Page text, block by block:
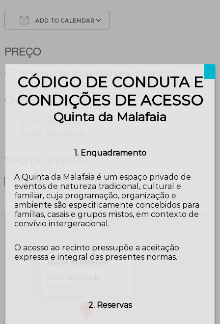
ADD TO CALENDAR
PREÇO
Reservas não disponiveis para este arraial
ONDE
Quinta da Malafaia
TIPO DE EVENTO
Arraial
Quinta da Malafaia
CÓDIGO DE CONDUTA E
CONDIÇÕES DE ACESSO
Quinta da Malafaia
1. Enquadramento
A Quinta da Malafaia é um espaço privado de
eventos de natureza tradicional, cultural e
familiar, cuja programação, organização e
ambiente são especificamente concebidos para
famílias, casais e grupos mistos, em contexto de
convívio intergeracional.
O acesso ao recinto pressupõe a aceitação
expressa e integral das presentes normas.
2. Reservas
-